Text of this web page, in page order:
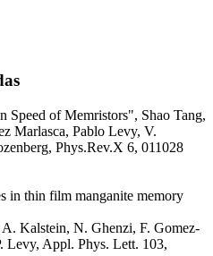
Speed of Memristors", Shao Tang,
Marlasca, Pablo Levy, V.
Phys.Rev.X 6, 011028
in thin film manganite memory
Kalstein, N. Ghenzi, F. Gomez-
Levy, Appl. Phys. Lett. 103,